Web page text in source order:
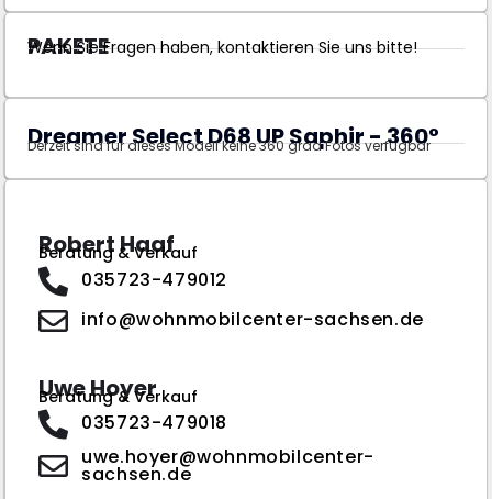
PAKETE
Wenn Sie Fragen haben, kontaktieren Sie uns bitte!
Dreamer Select D68 UP Saphir - 360°
Derzeit sind für dieses Modell keine 360 grad Fotos verfügbar
Robert Haaf
Beratung & Verkauf
035723-479012
info@wohnmobilcenter-sachsen.de
Uwe Hoyer
Beratung & Verkauf
035723-479018
uwe.hoyer@wohnmobilcenter-
sachsen.de